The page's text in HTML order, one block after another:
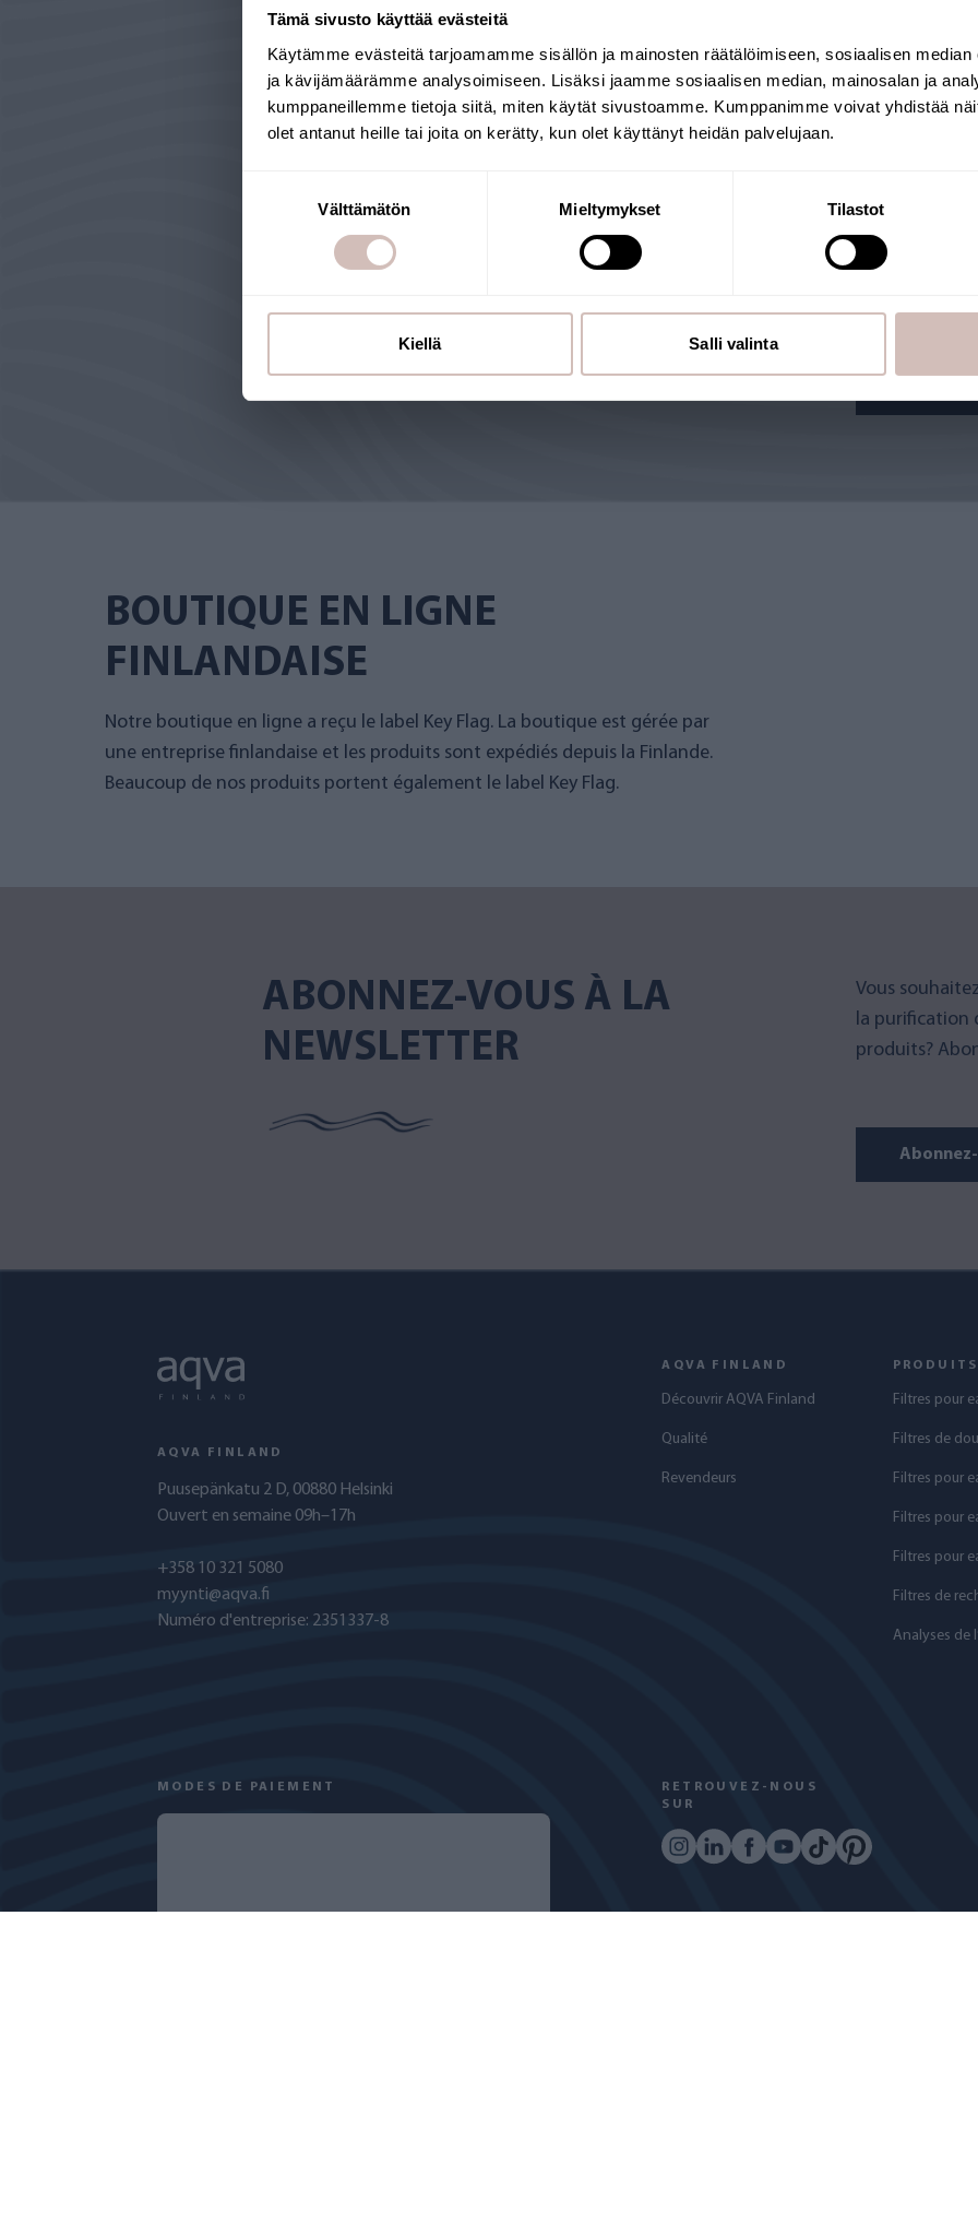
Tämä sivusto käyttää evästeitä
Käytämme evästeitä tarjoamamme sisällön ja mainosten räätälöimiseen, sosiaalisen
ja kävijämäärämme analysoimiseen. Lisäksi jaamme sosiaalisen median, mainosalan ja
kumppaneillemme tietoja siitä, miten käytät sivustoamme. Kumppanimme voivat yhdistää
olet antanut heille tai joita on kerätty, kun olet käyttänyt heidän palvelujaan.
Välttämätön Mieltymykset Tilastot
Kiellä Salli valinta
POURQUOI AQVA ?
Nous
l'eau
recherches
Grâce aux
laboratoire,
de
BOUTIQUE EN LIGNE
FINLANDAISE
Notre boutique en ligne a reçu le label Key Flag. La boutique est gérée par
une entreprise finlandaise et les produits sont expédiés depuis la Finlande.
Beaucoup de nos produits portent également le label Key Flag.
ABONNEZ-VOUS À LA
NEWSLETTER
Vous
la purification
produits?
AQVA FINLAND
Puusepänkatu 2 D, 00880 Helsinki
Ouvert en semaine 09h–17h
+358 10 321 5080
myynti@aqva.fi
Numéro d'entreprise: 2351337-8
AQVA FINLAND
Découvrir AQVA Finland
Qualité
Revendeurs
PRODUITS
Filtres pour
Filtres de
Filtres pour
Filtres pour
Filtres pour
Filtres de
Analyses de
MODES DE PAIEMENT
RETROUVEZ-NOUS
SUR
Sélectionnez votre pays de livraison et votre
langue pour continuer
Pays de livraison
Langue